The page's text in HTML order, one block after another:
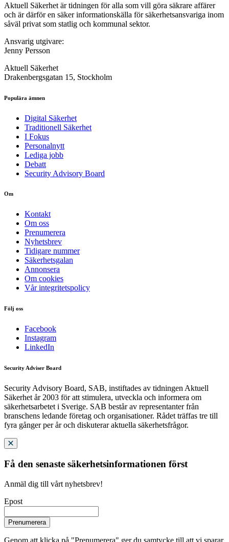
Aktuell Säkerhet är tidningen för alla som vill göra säkrare affärer
och är därför en säker informationskälla för säkerhets­ansvariga inom
såväl privat som statlig och kommunal sektor.
Ansvarig utgivare:
Jenny Persson
Aktuell Säkerhet
Drakenbergsgatan 15, Stockholm
Populära ämnen
Digital Säkerhet
Traditionell Säkerhet
I Fokus
Personalnytt
Lediga jobb
Debatt
Security Advisory Board
Om
Kontakt
Om oss
Prenumerera
Nyhetsbrev
Tidigare nummer
Säkerhetsgalan
Annonsera
Om cookies
Vår integritetspolicy
Följ oss
Facebook
Instagram
LinkedIn
Security Adviser Board
Security Advisory Board, SAB, instiftades av tidningen Aktuell
Säkerhet år 2003 för att stimulera, utveckla och informera om
säkerhetsarbetet i Sverige. SAB består av representanter från
branschens ledande företag och organisationer. Rådet träffas tre till
fyra gånger per år och diskuterar aktuella säkerhetsfrågor.
Få den senaste säkerhetsinformationen först
Anmäl dig till vårt nyhetsbrev!
Epost
Prenumerera
Genom att klicka på "Prenumerera" ger du samtycke till att vi sparar